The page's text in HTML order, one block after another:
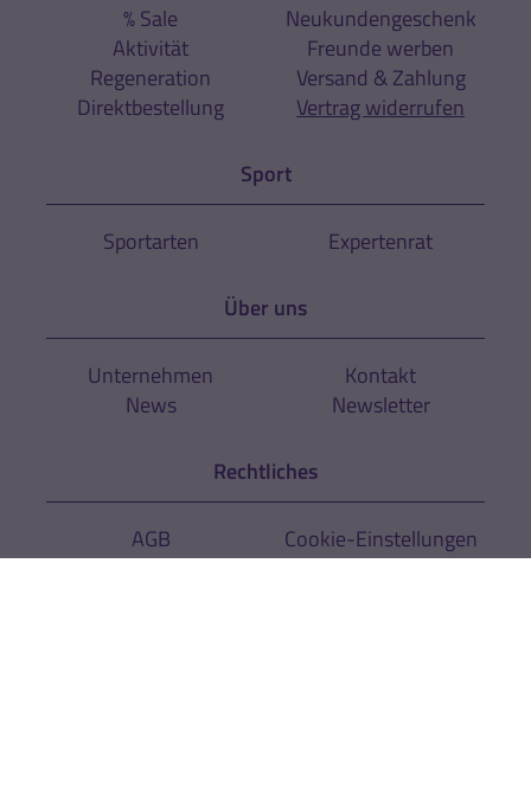
% Sale
Aktivität
Regeneration
Direktbestellung
Neukundengeschenk
Freunde werben
Versand & Zahlung
Vertrag widerrufen
Sport
Sportarten Expertenrat
Über uns
Unternehmen
News
Kontakt
Newsletter
Rechtliches
AGB
Datenschutz
Cookie-Einstellungen
Impressum